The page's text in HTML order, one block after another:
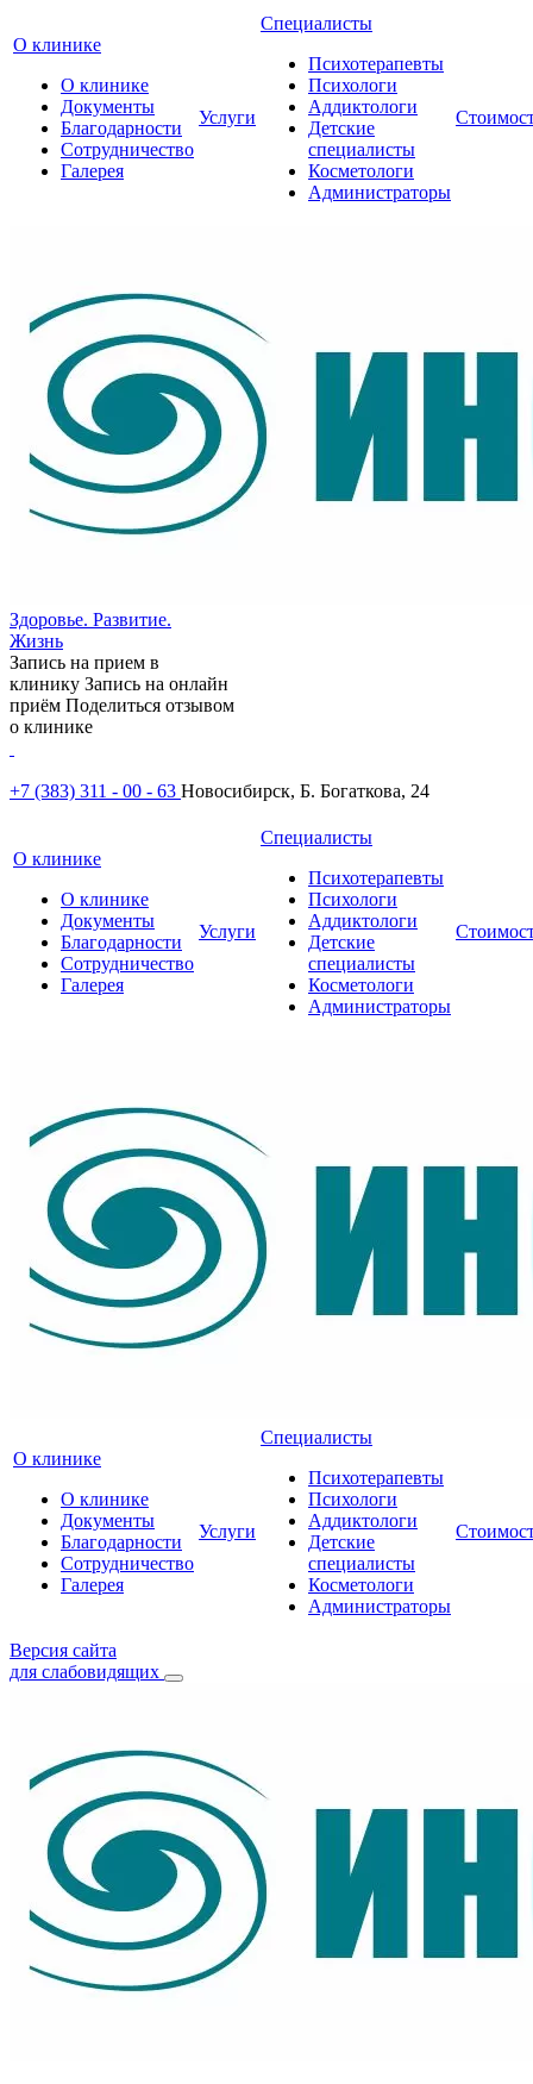
О клинике
О клинике
Документы
Благодарности
Сотрудничество
Галерея
Услуги
Специалисты
Психотерапевты
Психологи
Аддиктологи
Детские
специалисты
Косметологи
Администраторы
Здоровье. Развитие.
Жизнь
Запись на прием в
клинику Запись на онлайн
приём Поделиться отзывом
о клинике
+7 (383) 311 - 00 - 63 Новосибирск, Б. Богаткова, 24
О клинике
О клинике
Документы
Благодарности
Сотрудничество
Галерея
Услуги
Специалисты
Психотерапевты
Психологи
Аддиктологи
Детские
специалисты
Косметологи
Администраторы
О клинике
О клинике
Документы
Благодарности
Сотрудничество
Галерея
Услуги
Специалисты
Психотерапевты
Психологи
Аддиктологи
Детские
специалисты
Косметологи
Администраторы
Версия сайта
для слабовидящих